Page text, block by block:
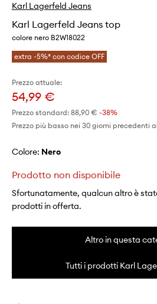
Karl Lagerfeld Jeans
Karl Lagerfeld Jeans top
colore nero B2W18022
extra -5%* con codice OFF
Prezzo attuale:
54,99 €
Prezzo standard: 88,90 € -38%
Prezzo più basso nei 30 giorni precedenti
Colore: nero
Prodotto non disponibile
Sfortunatamente, qualcun altro è
prodotti in offerta.
Altro in questa
Tutti i prodotti Karl